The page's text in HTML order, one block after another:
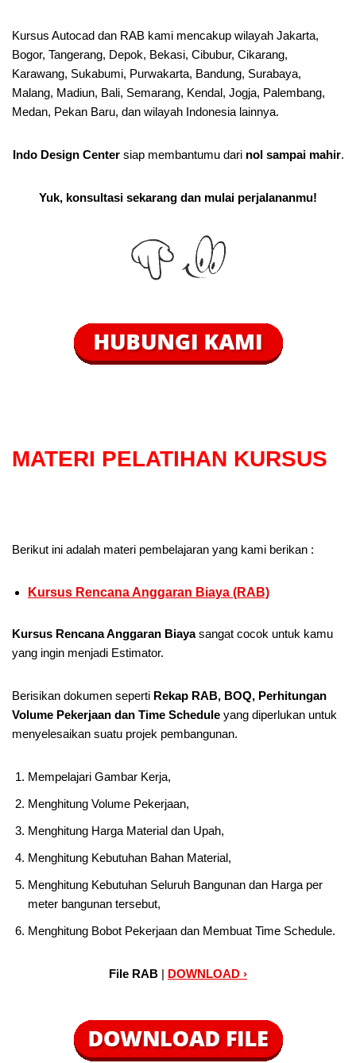
Kursus Autocad dan RAB kami mencakup wilayah Jakarta,
Bogor, Tangerang, Depok, Bekasi, Cibubur, Cikarang,
Karawang, Sukabumi, Purwakarta, Bandung, Surabaya,
Malang, Madiun, Bali, Semarang, Kendal, Jogja, Palembang,
Medan, Pekan Baru, dan wilayah Indonesia lainnya.
Indo Design Centersiap membantumu dari nol sampai mahir.
Yuk, konsultasi sekarang dan mulai perjalananmu!
MATERI PELATIHAN KURSUS
Berikut ini adalah materi pembelajaran yang kami berikan :
Kursus Rencana Anggaran Biaya (RAB)
Kursus Rencana Anggaran Biayasangat cocok untuk kamu
yang ingin menjadi Estimator.
Berisikan dokumen seperti Rekap RAB, BOQ, Perhitungan
Volume Pekerjaan dan Time Schedule yang diperlukan untuk
menyelesaikan suatu projek pembangunan.
Mempelajari Gambar Kerja,
Menghitung Volume Pekerjaan,
Menghitung Harga Material dan Upah,
Menghitung Kebutuhan Bahan Material,
Menghitung Kebutuhan Seluruh Bangunan dan Harga per
meter bangunan tersebut,
Menghitung Bobot Pekerjaan dan Membuat Time Schedule.
File RAB | DOWNLOAD ›